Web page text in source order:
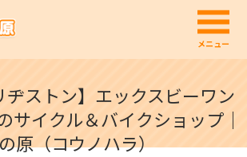
メ
メニュー
ヂストン】エックスビーワン
サイクル＆バイクショップ｜
原（コウノハラ）